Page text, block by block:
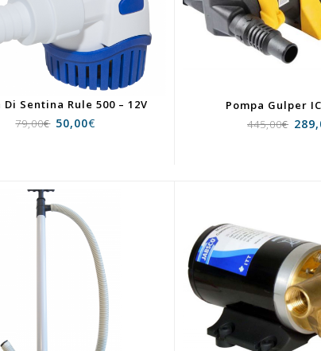
Di Sentina Rule 500 – 12V
79,00€ 50,00€
Pompa Gulper
445,00€